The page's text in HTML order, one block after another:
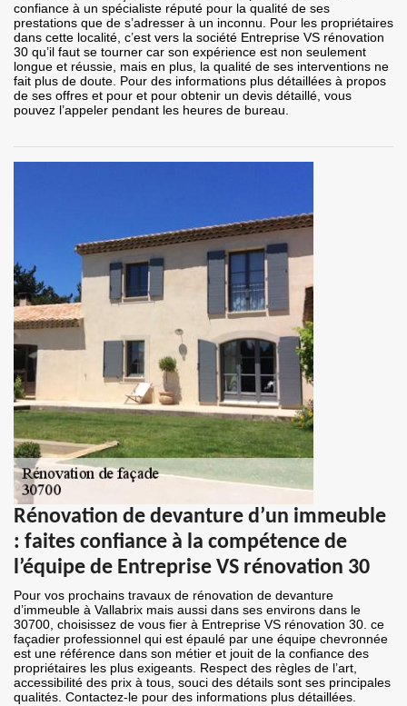
confiance à un spécialiste réputé pour la qualité de ses
prestations que de s’adresser à un inconnu. Pour les propriétaires
dans cette localité, c’est vers la société Entreprise VS rénovation
30 qu’il faut se tourner car son expérience est non seulement
longue et réussie, mais en plus, la qualité de ses interventions ne
fait plus de doute. Pour des informations plus détaillées à propos
de ses offres et pour et pour obtenir un devis détaillé, vous
pouvez l’appeler pendant les heures de bureau.
Rénovation de devanture d’un immeuble
: faites confiance à la compétence de
l’équipe de Entreprise VS rénovation 30
Pour vos prochains travaux de rénovation de devanture
d’immeuble à Vallabrix mais aussi dans ses environs dans le
30700, choisissez de vous fier à Entreprise VS rénovation 30. ce
façadier professionnel qui est épaulé par une équipe chevronnée
est une référence dans son métier et jouit de la confiance des
propriétaires les plus exigeants. Respect des règles de l’art,
accessibilité des prix à tous, souci des détails sont ses principales
qualités. Contactez-le pour des informations plus détaillées.